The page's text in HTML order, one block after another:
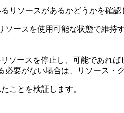
リソースがあるかどうかを確認
ースを使用可能な状態で維持
ソースを停止し、可能であれ
要がない場合は、リソース・
ことを検証します。